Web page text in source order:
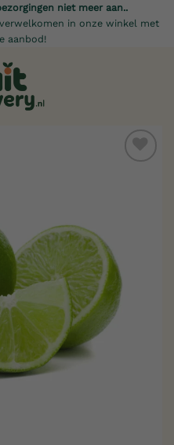
niet meer aan..
in onze winkel met
aanbod!